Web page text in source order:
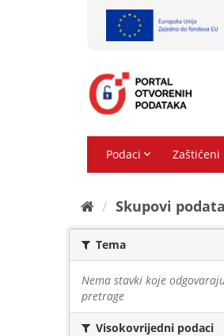
Skupovi
Tema
Nema stavki koje
pretrage
Visokovrijedni podaci